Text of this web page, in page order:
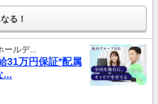
る！
ルデ...
31万円保証*配属
...